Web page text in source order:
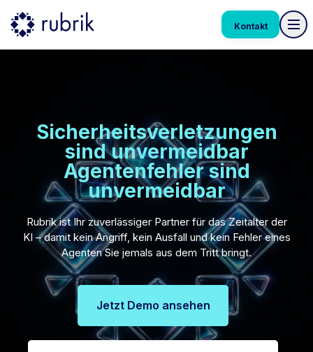
Kontakt
Sicherheitsverletzungen
sind unvermeidbar
Agentenfehler sind
unvermeidbar
Rubrik ist Ihr zuverlässiger Partner für das Zeitalter der
KI – damit kein Angriff, kein Ausfall und kein Fehler eines
Agenten Sie jemals aus dem Tritt bringt.
Jetzt Demo ansehen